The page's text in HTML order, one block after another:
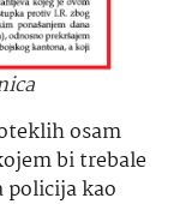
osam
bi trebale
kao